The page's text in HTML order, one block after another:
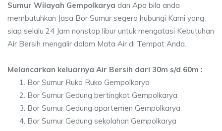
Sumur Wilayah Gempolkarya dan Apa bila anda
membutuhkan Jasa Bor Sumur segera hubungi Kami yang
siap selalu 24 Jam nonstop libur untuk mengatasi Kebutuhan
Air Bersih mengalir dalam Mata Air di Tempat Anda.
Melancarkan keluarnya Air Bersih dari 30m s/d 60m :
Bor Sumur Ruko Ruko Gempolkarya
Bor Sumur Gedung bertingkat Gempolkarya
Bor Sumur Gedung apartemen Gempolkarya
Bor Sumur Gedung sekolahan Gempolkarya